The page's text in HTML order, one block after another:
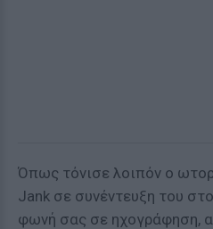
Όπως τόνισε λοιπόν ο
Jank σε συνέντευξη του
φωνή σας σε ηχογράφηση,